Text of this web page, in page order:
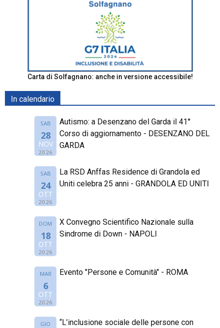
Carta di Solfagnano: anche in versione accessibile!
In calendario
SAB
28
NOV
2026
Autismo: a Desenzano del Garda il 41°
Corso di aggiornamento - DESENZANO DEL
GARDA
SAB
24
OTT
2026
La RSD Anffas Residence di Grandola ed
Uniti celebra 25 anni - GRANDOLA ED UNITI
DOM
18
OTT
2026
X Convegno Scientifico Nazionale sulla
Sindrome di Down - NAPOLI
MAR
6
OTT
2026
Evento "Persone e Comunità" - ROMA
GIO
“L’inclusione sociale delle persone con